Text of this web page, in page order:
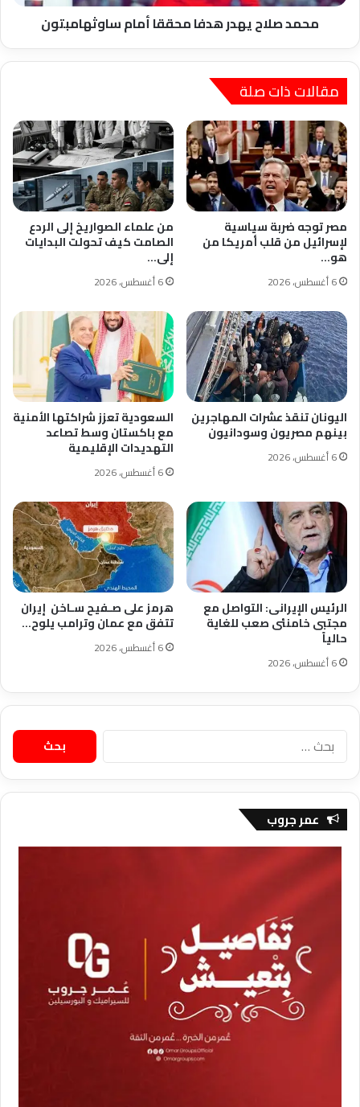
محمد صلاح يهدر هدفا محققا أمام ساوثهامبتون
مقالات ذات صلة
مصر توجه ضربة سياسية
لإسرائيل من قلب أمريكا من
هو…
6 أغسطس، 2026
من علماء الصواريخ إلى الردع
الصامت كيف تحولت البدايات
إلى…
6 أغسطس، 2026
اليونان تنقذ عشرات المهاجرين
بينهم مصريون وسودانيون
6 أغسطس، 2026
السعودية تعزز شراكتها الأمنية
مع باكستان وسط تصاعد
التهديدات الإقليمية
6 أغسطس، 2026
الرئيس الإيرانى: التواصل مع
مجتبى خامنئى صعب للغاية
حالياً
6 أغسطس، 2026
هرمز على صـفيح سـاخن إيران
تتفق مع عمان وترامب يلوح…
6 أغسطس، 2026
البحث
عن:
عمر جروب